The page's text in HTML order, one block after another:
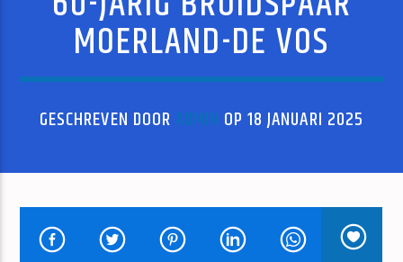
HUIDIG NUMMER
MOERLAND-DE VOS
GESCHREVEN DOOR ADMIN OP 18 JANUARI 2025